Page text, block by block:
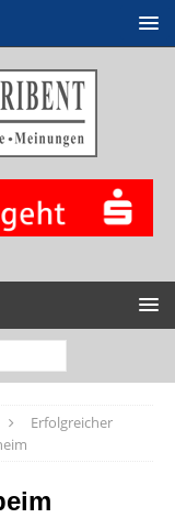
Erfolgreicher